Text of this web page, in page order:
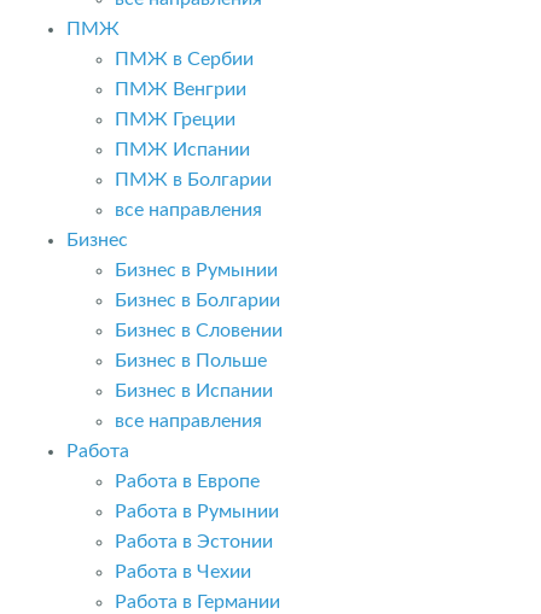
ПМЖ
ПМЖ в Сербии
ПМЖ Венгрии
ПМЖ Греции
ПМЖ Испании
ПМЖ в Болгарии
все направления
Бизнес
Бизнес в Румынии
Бизнес в Болгарии
Бизнес в Словении
Бизнес в Польше
Бизнес в Испании
все направления
Работа
Работа в Европе
Работа в Румынии
Работа в Эстонии
Работа в Чехии
Работа в Германии